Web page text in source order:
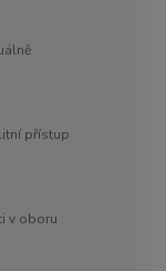
přístup
v oboru